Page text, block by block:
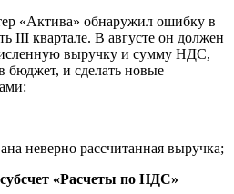
«Актива» обнаружил ошибку в
III квартале. В августе он должен
выручку и сумму НДС,
бюджет, и сделать новые
неверно рассчитанная выручка;
«Расчеты по НДС»